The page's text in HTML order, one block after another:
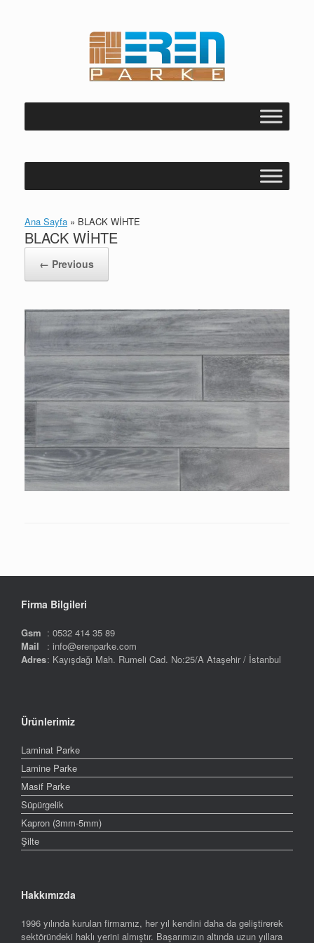
Ana Sayfa » BLACK WİHTE
BLACK WİHTE
← Previous
Firma Bilgileri
Gsm : 0532 414 35 89
Mail
: info@erenparke.com
Adres: Kayışdağı Mah. Rumeli Cad. No:25/A Ataşehir / İstanbul
Ürünlerimiz
Laminat Parke
Lamine Parke
Masif Parke
Süpürgelik
Kapron (3mm-5mm)
Şilte
Hakkımızda
1996 yılında kurulan firmamız, her yıl kendini daha da geliştirerek
sektöründeki haklı yerini almıştır. Başarımızın altında uzun yıllara